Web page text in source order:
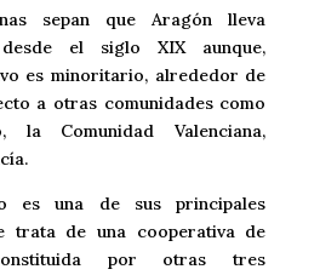
sepan que Aragón lleva
el siglo XIX aunque,
es minoritario, alrededor de
a otras comunidades como
Comunidad Valenciana,
es una de sus principales
trata de una cooperativa de
por otras tres